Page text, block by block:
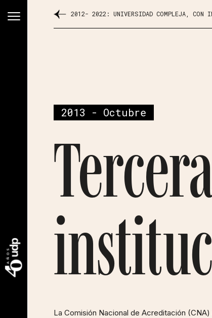
2012- 2022: UNIVERSIDAD COMPLEJA, CON
2013 - Octubre
La Comisión Nacional de Acreditación